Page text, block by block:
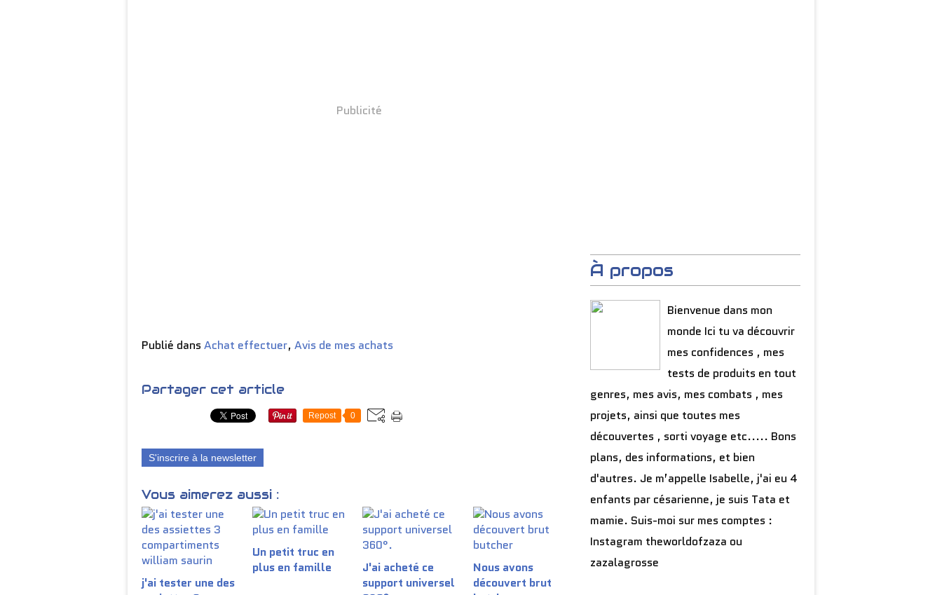
Publicité
Publié dans Achat effectuer, Avis de mes achats
Partager cet article
Repost 0
S'inscrire à la newsletter
Vous aimerez aussi :
j'ai tester une des
Un petit truc en
plus en famille
J'ai acheté ce
support universel
Nous avons
découvert brut
À propos
Bienvenue dans mon
monde Ici tu va découvrir
mes confidences , mes
tests de produits en tout
genres, mes avis, mes combats , mes
projets, ainsi que toutes mes
découvertes , sorti voyage etc..... Bons
plans, des informations, et bien
d'autres. Je m’appelle Isabelle, j'ai eu 4
enfants par césarienne, je suis Tata et
mamie. Suis-moi sur mes comptes :
Instagram theworldofzaza ou
zazalagrosse